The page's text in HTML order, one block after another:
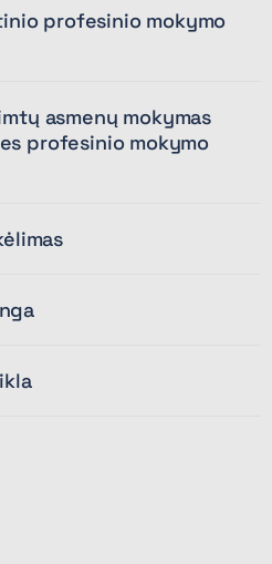
profesinio mokymo
asmenų mokymas
profesinio mokymo